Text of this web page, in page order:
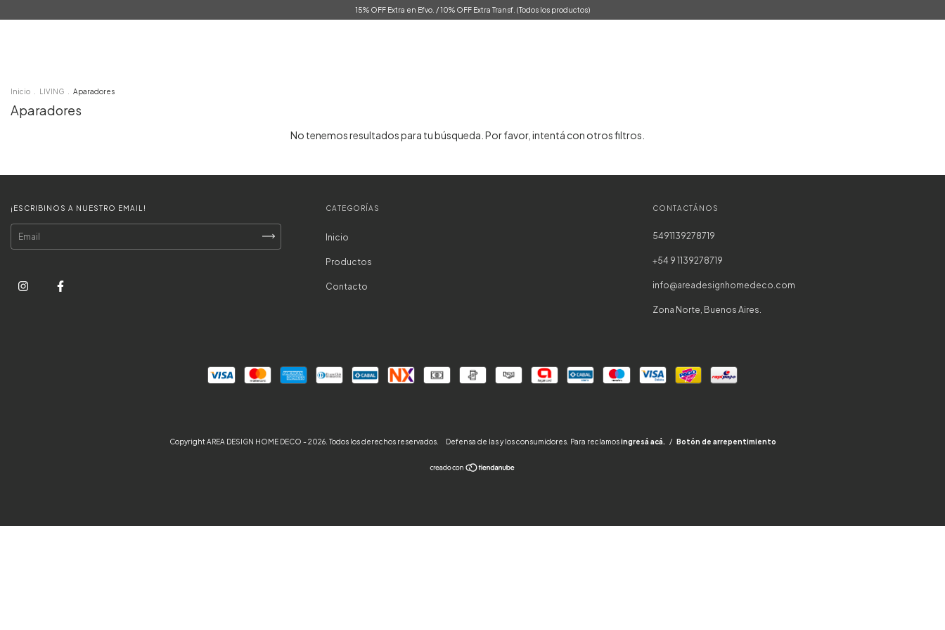
15% OFF Extra en Efvo. / 10% OFF Extra Transf. (Todos los productos)
Inicio LIVING Aparadores
Aparadores
No tenemos resultados para tu búsqueda. Por favor, intentá con otros filtros.
¡ESCRIBINOS A NUESTRO EMAIL! CATEGORÍAS
Inicio
Productos
Contacto
CONTACTÁNOS
5491139278719
+54 9 1139278719
info@areadesignhomedeco.com
Zona Norte, Buenos Aires.
Copyright AREA DESIGN HOME DECO - 2026. Todos los derechos reservados. Defensa de las y los consumidores. Para reclamos ingresá acá. / Botón de arrepentimiento